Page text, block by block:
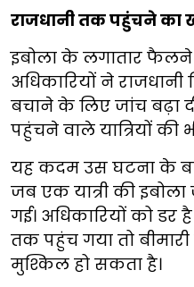
राजधानी तक पहुंचने का
इबोला के लगातार फैलने
अधिकारियों ने
बचाने के लिए जांच बढ़ा
पहुंचने वाले यात्रियों की
यह कदम उस घटना के
जब एक यात्री की
गई। अधिकारियों को डर
तक पहुंच गया तो
मुश्किल हो सकता है।